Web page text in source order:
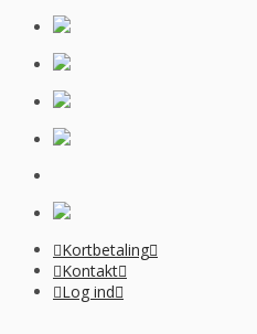
Kortbetaling
Kontakt
Log ind